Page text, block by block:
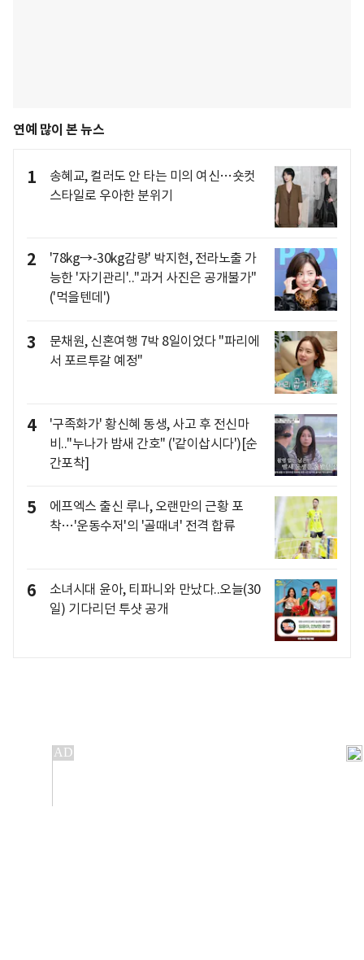
연예 많이 본 뉴스
1
송혜교, 컬러도 안 타는 미의 여신…숏컷
스타일로 우아한 분위기
2
'78kg→-30kg감량' 박지현, 전라노출 가
능한 '자기관리'.."과거 사진은 공개불가"
('먹을텐데')
3
문채원, 신혼여행 7박 8일이었다 "파리에
서 포르투갈 예정"
4
'구족화가' 황신혜 동생, 사고 후 전신마
비.."누나가 밤새 간호" ('같이삽시다')[순
간포착]
5
에프엑스 출신 루나, 오랜만의 근황 포
착…'운동수저'의 '골때녀' 전격 합류
6
소녀시대 윤아, 티파니와 만났다..오늘(30
일) 기다리던 투샷 공개